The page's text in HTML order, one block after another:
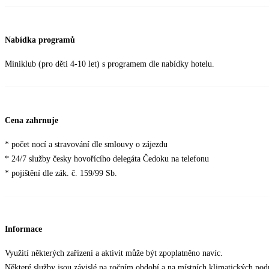
Nabídka programů
Miniklub (pro děti 4-10 let) s programem dle nabídky hotelu.
Cena zahrnuje
* počet nocí a stravování dle smlouvy o zájezdu
* 24/7 služby česky hovořícího delegáta Čedoku na telefonu
* pojištění dle zák. č. 159/99 Sb.
Informace
Využití některých zařízení a aktivit může být zpoplatněno navíc.